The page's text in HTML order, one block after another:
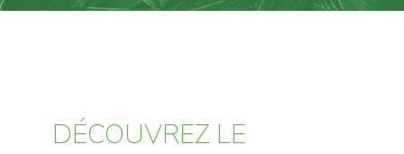
DÉCOUVREZ LE